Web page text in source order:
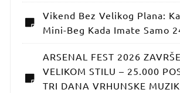
Vikend Bez Velikog Plana:
Mini-Beg Kada Imate Samo
ARSENAL FEST 2026
VELIKOM STILU – 25.000
TRI DANA VRHUNSKE